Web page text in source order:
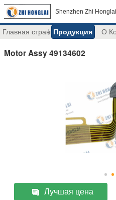
Shenzhen Zhi
Главная страницаПродукция О
Motor Assy 49134602
Лучшая цена